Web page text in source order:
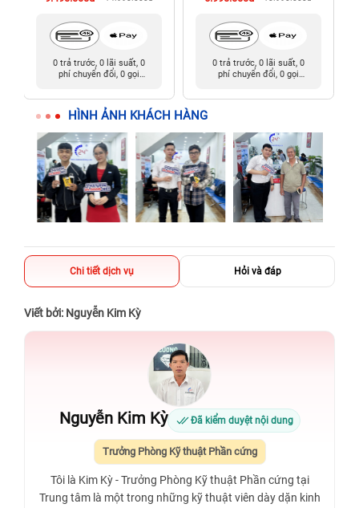
0 trả trước, 0 lãi suất, 0
phí chuyển đổi, 0 gọi
0 trả trước, 0 lãi suất, 0
phí chuyển đổi, 0 gọi
HÌNH ẢNH KHÁCH HÀNG
Chi tiết dịch vụ Hỏi và đáp
Viết bởi: Nguyễn Kim Kỳ
Nguyễn Kim Kỳ Đã kiểm duyệt nội dung
Trưởng Phòng Kỹ thuật Phần cứng
Tôi là Kim Kỳ - Trưởng Phòng Kỹ thuật Phần cứng tại
Trung tâm là một trong những kỹ thuật viên dày dặn kinh